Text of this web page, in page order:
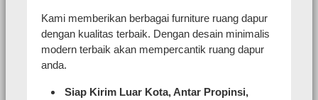
Kami memberikan berbagai furniture ruang dapur
dengan kualitas terbaik. Dengan desain minimalis
modern terbaik akan mempercantik ruang dapur
anda.
Siap Kirim Luar Kota, Antar Propinsi,